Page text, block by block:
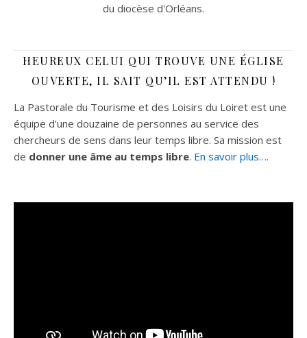
du diocèse d'Orléans.
HEUREUX CELUI QUI TROUVE UNE ÉGLISE
OUVERTE, IL SAIT QU’IL EST ATTENDU !
La Pastorale du Tourisme et des Loisirs du Loiret est une
équipe d’une douzaine de personnes au service des
chercheurs de sens dans leur temps libre. Sa mission est
de donner une âme au temps libre. En savoir plus….